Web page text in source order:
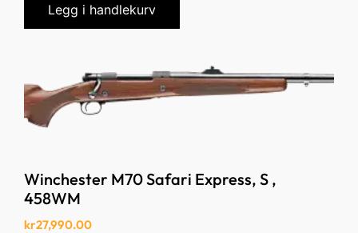
Legg i handlekurv
Winchester M70 Safari Express, S ,
458WM
kr27,990.00